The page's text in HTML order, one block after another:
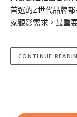
首選的Z世代品牌
家觀影需求，最重
CONTINUE